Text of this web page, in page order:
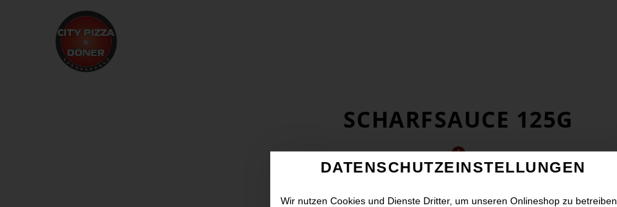
SCHARFSAUCE 125G
DATENSCHUTZEINSTELLUNGEN
Wir nutzen Cookies und Dienste Dritter, um unseren Onlineshop zu betreiben.